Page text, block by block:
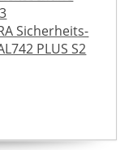
Sicherheits-
PLUS S2
S1 SRC